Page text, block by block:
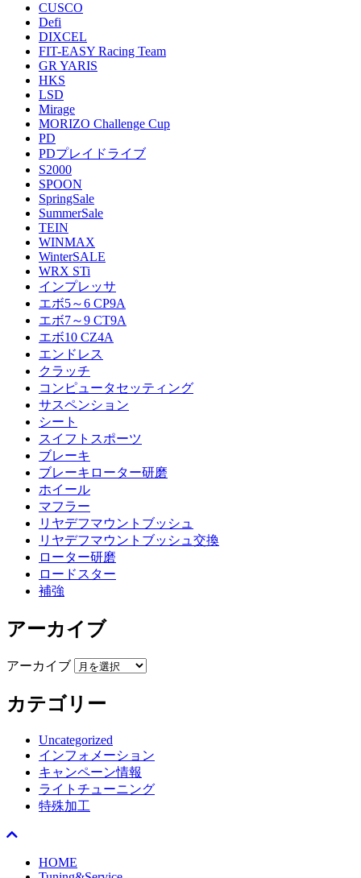
CUSCO
Defi
DIXCEL
FIT-EASY Racing Team
GR YARIS
HKS
LSD
Mirage
MORIZO Challenge Cup
PD
PDプレイドライブ
S2000
SPOON
SpringSale
SummerSale
TEIN
WINMAX
WinterSALE
WRX STi
インプレッサ
エボ5～6 CP9A
エボ7～9 CT9A
エボ10 CZ4A
エンドレス
クラッチ
コンピュータセッティング
サスペンション
シート
スイフトスポーツ
ブレーキ
ブレーキローター研磨
ホイール
マフラー
リヤデフマウントブッシュ
リヤデフマウントブッシュ交換
ローター研磨
ロードスター
補強
アーカイブ
アーカイブ
カテゴリー
Uncategorized
インフォメーション
キャンペーン情報
ライトチューニング
特殊加工
HOME